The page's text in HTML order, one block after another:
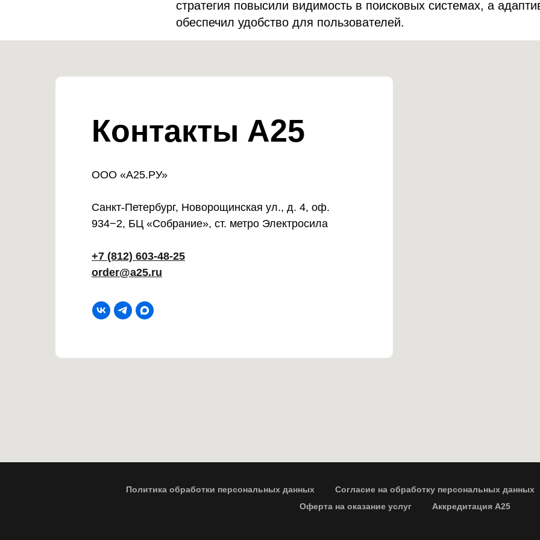
стратегия повысили видимость в поисковых системах, а
обеспечил удобство для пользователей.
Контакты А25
ООО «А25.РУ»
Санкт-Петербург, Новорощинская ул., д. 4, оф.
934−2, БЦ «Собрание», ст. метро Электросила
+7 (812) 603-48-25
order@a25.ru
Политика обработки персональных данных Согласие на обработку персональных данных
Оферта на оказание услуг
Аккредитация А25